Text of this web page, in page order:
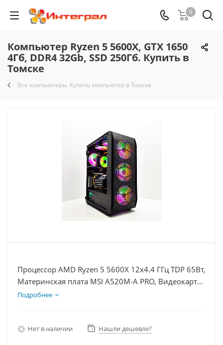
0
Компьютер Ryzen 5 5600X, GTX 1650
4Гб, DDR4 32Gb, SSD 250Гб. Купить в
Томске
Все компьютеры. Купить компьютер в Томске
Процессор AMD Ryzen 5 5600X 12x4.4 ГГц TDP 65Вт,
Материнская плата MSI A520M-A PRO, Видеокарта
GTX 1650 4Гб, Память DDR4 32Gb, Диски
Подробнее
Нет в наличии Нашли дешевле?